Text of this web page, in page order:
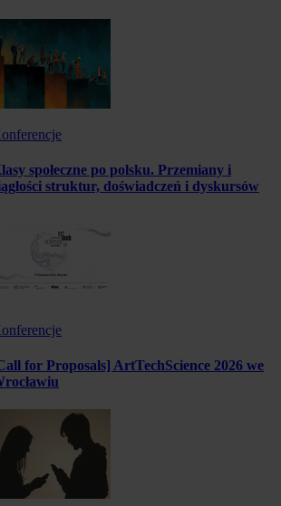
społeczne po polsku. Przemiany i
struktur, doświadczeń i dyskursów
for Proposals] ArtTechScience 2026 we